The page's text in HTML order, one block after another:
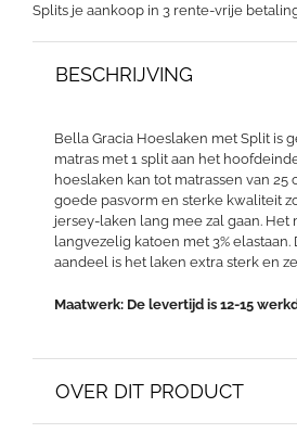
Splits je aankoop in 3 rente-vrije
BESCHRIJVING
Bella Gracia Hoeslaken met Split is
matras met 1 split aan het
hoeslaken kan tot matrassen van 25
goede pasvorm en sterke kwaliteit
jersey-laken lang mee zal gaan. Het
langvezelig katoen met 3% elastaan.
aandeel is het laken extra sterk en
Maatwerk: De levertijd is 12-15
OVER DIT PRODUCT